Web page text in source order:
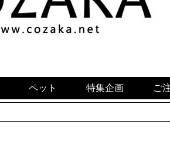
ペット 特集企画 ご